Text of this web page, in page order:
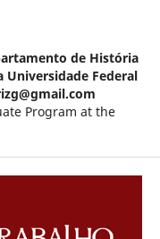
de História
Universidade Federal
Program at the